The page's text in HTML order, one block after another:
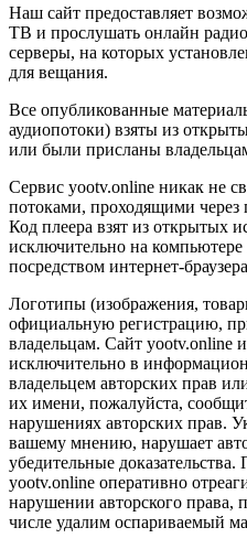
Наш сайт предоставляет
ТВ и прослушать онлайн
серверы, на которых
для вещания.
Все опубликованные
аудиопотоки) взяты из
или были присланы
Сервис yootv.online никак не
потоками, проходящими через
Код плеера взят из открытых
исключительно на компьютере
посредством интернет-
Логотипы (изображения,
официальную регистрацию,
владельцам. Сайт yootv.online
исключительно в
владельцем авторских прав
их имени, пожалуйста,
нарушениях авторских прав.
вашему мнению, нарушает
убедительные
yootv.online оперативно
нарушении авторского права,
числе удалим оспариваемый